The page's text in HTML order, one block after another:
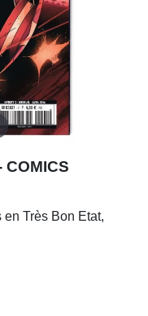
COMICS
en Très Bon Etat,